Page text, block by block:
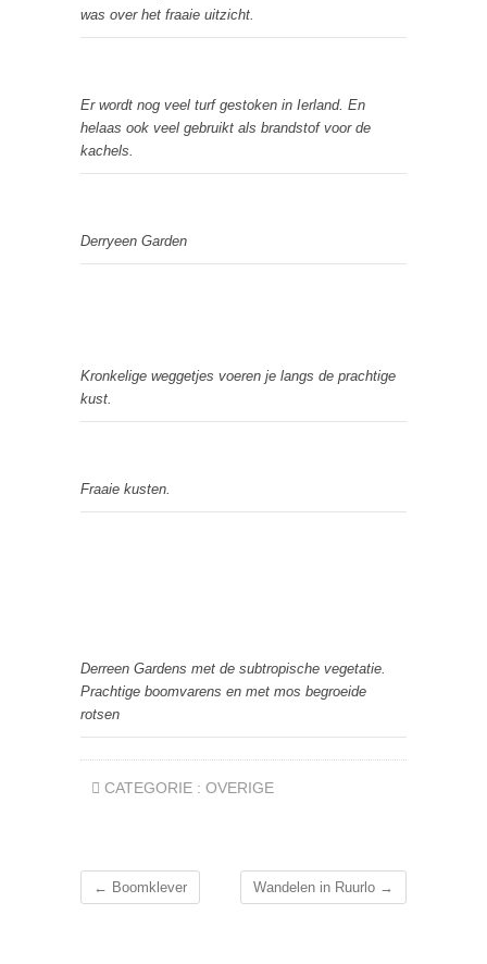
was over het fraaie uitzicht.
Er wordt nog veel turf gestoken in Ierland. En
helaas ook veel gebruikt als brandstof voor de
kachels.
Derryeen Garden
Kronkelige weggetjes voeren je langs de prachtige
kust.
Fraaie kusten.
Derreen Gardens met de subtropische vegetatie.
Prachtige boomvarens en met mos begroeide
rotsen
CATEGORIE : OVERIGE
← Boomklever Wandelen in Ruurlo →